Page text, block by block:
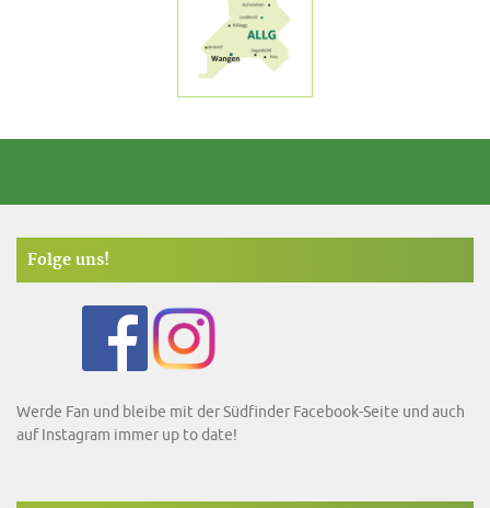
Folge uns!
Werde Fan und bleibe mit der Südfinder Facebook-Seite und auch
auf Instagram immer up to date!